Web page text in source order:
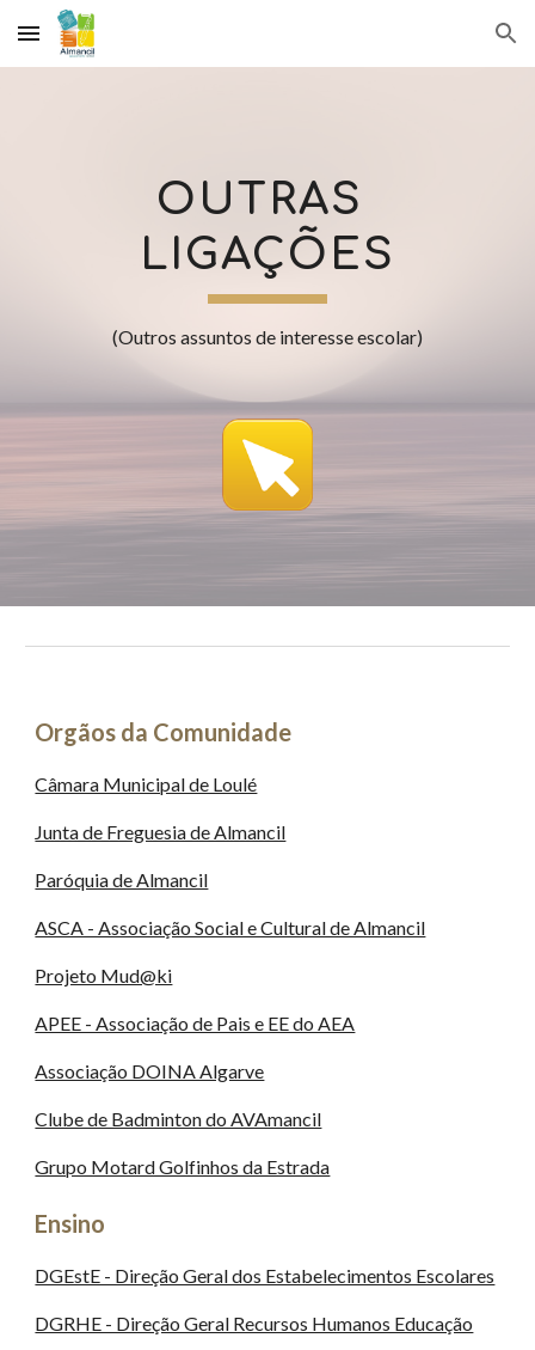
Skip to main content Skip to navigation
OUTRAS
LIGAÇÕES
(Outros assuntos de interesse escolar)
Orgãos da Comunidade
Câmara Municipal de Loulé
Junta de Freguesia de Almancil
Paróquia de Almancil
ASCA - Associação Social e Cultural de Almancil
Projeto Mud@ki
APEE - Associação de Pais e EE do AEA
Associação DOINA Algarve
Clube de Badminton do AVAmancil
Grupo Motard Golfinhos da Estrada
Ensino
DGEstE - Direção Geral dos Estabelecimentos Escolares
DGRHE - Direção Geral Recursos Humanos Educação